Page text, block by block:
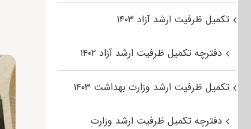
تکمیل ظرفیت ارشد آزاد ۱۴۰۳
دفترچه تکمیل ظرفیت ارشد آزاد ۱۴۰۲
تکمیل ظرفیت ارشد وزارت بهداشت ۱۴۰۳
دفترچه تکمیل ظرفیت ارشد وزارت